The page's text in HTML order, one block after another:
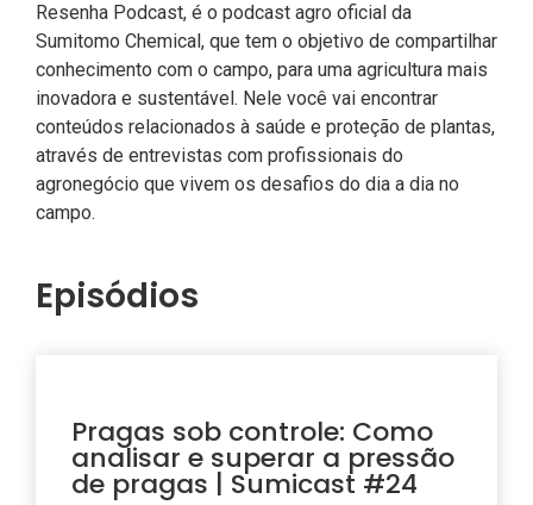
Resenha Podcast, é o podcast agro oficial da
Sumitomo Chemical, que tem o objetivo de compartilhar
conhecimento com o campo, para uma agricultura mais
inovadora e sustentável. Nele você vai encontrar
conteúdos relacionados à saúde e proteção de plantas,
através de entrevistas com profissionais do
agronegócio que vivem os desafios do dia a dia no
campo.
Episódios
Pragas sob controle: Como
analisar e superar a pressão
de pragas | Sumicast #24